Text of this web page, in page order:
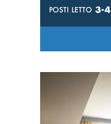
POSTI LETTO 3-4